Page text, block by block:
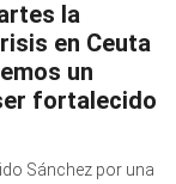
la
en Ceuta
un
fortalecido
Sánchez por una